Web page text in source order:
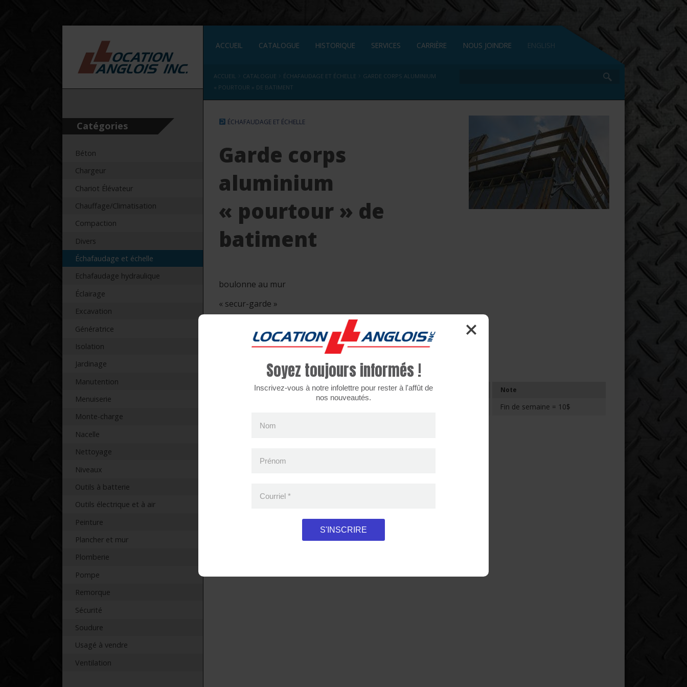
Catégories
Béton
Chargeur
Chariot Élévateur
Chauffage/Climatisation
Compaction
Divers
Échafaudage et échelle
Echafaudage hydraulique
Éclairage
Excavation
Génératrice
Isolation
Jardinage
Manutention
Menuiserie
Monte-charge
Nacelle
Nettoyage
Niveaux
Outils à batterie
Outils électrique et à air
Peinture
Plancher et mur
Plomberie
Pompe
Remorque
Sécurité
Soudure
Usagé à vendre
Ventilation
ACCUEIL CATALOGUE HISTORIQUE SERVICES CARRIÈRE NOUS JOINDRE ENGLISH
ACCUEIL CATALOGUE ÉCHAFAUDAGE ET ÉCHELLE
GARDE CORPS ALUMINIUM
« POURTOUR » DE BATIMENT
ÉCHAFAUDAGE ET ÉCHELLE
Garde corps
aluminium
« pourtour » de
batiment
boulonne au mur
« secur-garde »
4 heures Jour Semaine Mois Note
Fin de semaine = 10$
* Frais de renonciations aux dommages de 8% applicable.
Produits consultés récemment
Soyez toujours informés !
Inscrivez-vous à notre infolettre pour rester à l'affût de
nos nouveautés.
Nom
Prénom
Courriel *
S'INSCRIRE